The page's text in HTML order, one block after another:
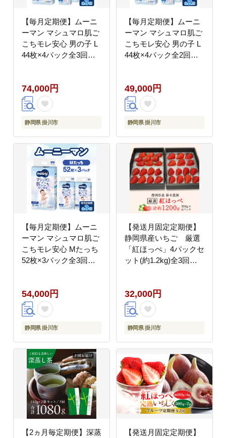
【毎月定期便】ムーニ
ーマン マシュマロ肌ご
こちモレ安心 男の子 L
44枚×4パック全3回
74,000円
静岡県 掛川市
【毎月定期便】ムーニ
ーマン マシュマロ肌ご
こちモレ安心 男の子 L
44枚×4パック全2回
49,000円
静岡県 掛川市
【毎月定期便】ムーニ
ーマン マシュマロ肌ご
こちモレ安心 Mたっち
52枚×3パック全3回
九州】
54,000円
静岡県 掛川市
【発送月固定定期便】
静岡県産いちご 厳選
「紅ほっぺ」4パックセ
ット(約1.2kg)全3回
東北・中国・四国・九
州】
32,000円
静岡県 掛川市
【2ヵ月毎定期便】深蒸
【発送月固定定期便】